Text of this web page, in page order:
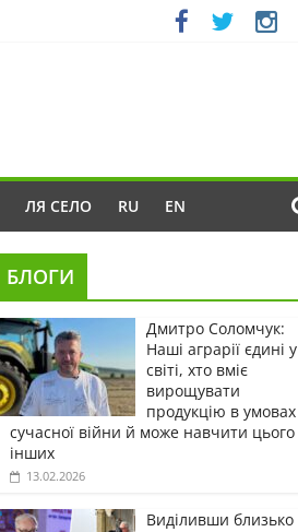
ЛЯ СЕЛО RU EN
БЛОГИ
Дмитро Соломчук:
Наші аграрії єдині у
світі, хто вміє
вирощувати
продукцію в умовах
сучасної війни й може навчити цього
інших
13.02.2026
Виділивши близько